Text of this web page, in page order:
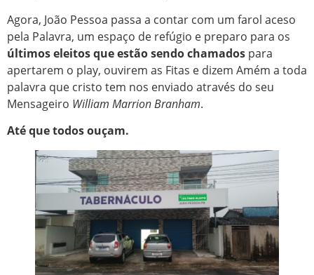
Agora, João Pessoa passa a contar com um farol aceso
pela Palavra, um espaço de refúgio e preparo para os
últimos eleitos que estão sendo chamados para
apertarem o play, ouvirem as Fitas e dizem Amém a toda
palavra que cristo tem nos enviado através do seu
Mensageiro William Marrion Branham.
Até que todos ouçam.